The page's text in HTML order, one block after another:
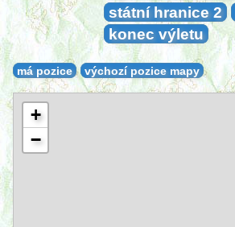
státní hranice 2
konec výletu
má pozice výchozí pozice mapy
+
−